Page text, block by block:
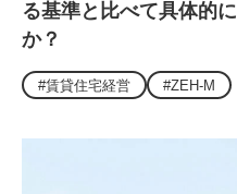
る基準と比べて具体的
か？
#賃貸住宅経営 #ZEH-M